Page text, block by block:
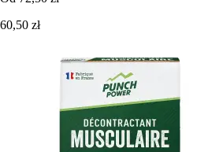
60,50 zł